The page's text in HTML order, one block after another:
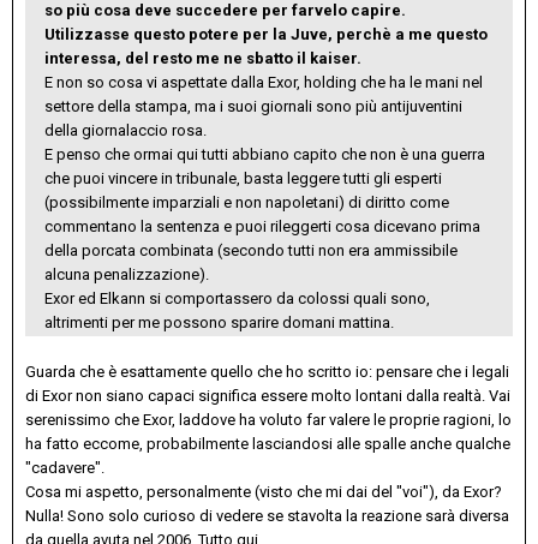
so più cosa deve succedere per farvelo capire.
Utilizzasse questo potere per la Juve, perchè a me questo
interessa, del resto me ne sbatto il kaiser.
E non so cosa vi aspettate dalla Exor, holding che ha le mani nel
settore della stampa, ma i suoi giornali sono più antijuventini
della giornalaccio rosa.
E penso che ormai qui tutti abbiano capito che non è una guerra
che puoi vincere in tribunale, basta leggere tutti gli esperti
(possibilmente imparziali e non napoletani) di diritto come
commentano la sentenza e puoi rileggerti cosa dicevano prima
della porcata combinata (secondo tutti non era ammissibile
alcuna penalizzazione).
Exor ed Elkann si comportassero da colossi quali sono,
altrimenti per me possono sparire domani mattina.
Guarda che è esattamente quello che ho scritto io: pensare che i legali
di Exor non siano capaci significa essere molto lontani dalla realtà. Vai
serenissimo che Exor, laddove ha voluto far valere le proprie ragioni, lo
ha fatto eccome, probabilmente lasciandosi alle spalle anche qualche
"cadavere".
Cosa mi aspetto, personalmente (visto che mi dai del "voi"), da Exor?
Nulla! Sono solo curioso di vedere se stavolta la reazione sarà diversa
da quella avuta nel 2006. Tutto qui.